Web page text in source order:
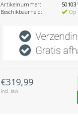
Artikelnummer:
Beschikbaarheid:
Op
€319,99
Incl. btw